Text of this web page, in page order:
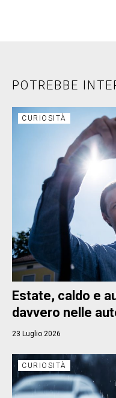
POTREBBE
CURIOSITÀ
Estate, caldo e
davvero nelle
23 Luglio 2026
CURIOSITÀ